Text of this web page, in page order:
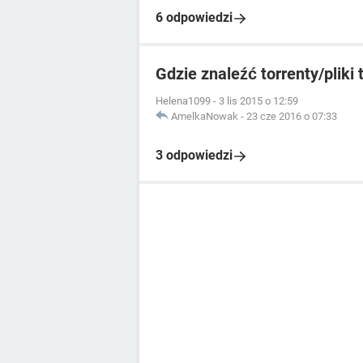
6 odpowiedzi
Gdzie znaleźć torrenty/pliki
Helena1099 - 3 lis 2015 o 12:59
AmelkaNowak - 23 cze 2016 o 07:33
3 odpowiedzi